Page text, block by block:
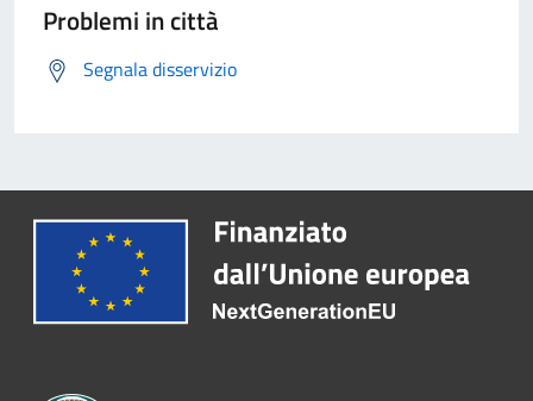
Problemi in città
Segnala disservizio